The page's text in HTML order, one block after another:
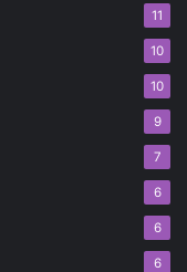
11
10
10
9
7
6
6
6